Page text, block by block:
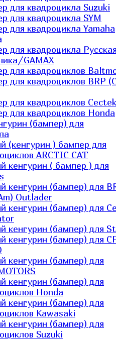
для квадроцикла Suzuki
для квадроцикла SYM
для квадроцикла Yamaha
для квадроцикла
GAMAX
для квадроциклов
для квадроциклов BRP
для квадроциклов Cectek
для квадроциклов Honda
(бампер) для
(кенгурин ) бампер для
ARCTIC CAT
кенгурин ( бампер ) для
кенгурин (бампер) для
Outlader
кенгурин (бампер) для
кенгурин (бампер) для
кенгурин (бампер) для
кенгурин (бампер) для
кенгурин (бампер) для
Honda
кенгурин (бампер) для
Kawasaki
кенгурин (бампер) для
Suzuki